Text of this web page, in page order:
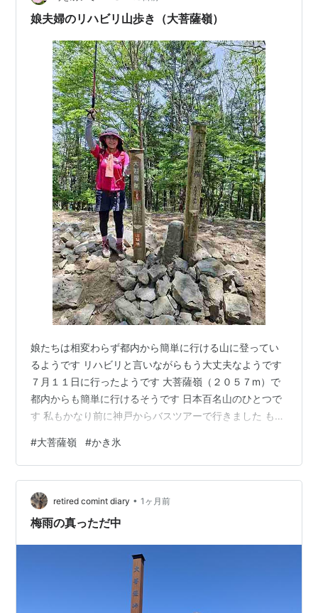
娘夫婦のリハビリ山歩き（大菩薩嶺）
娘たちは相変わらず都内から簡単に行ける山に登ってい
るようです リハビリと言いながらもう大丈夫なようです
７月１１日に行ったようです 大菩薩嶺（２０５７m）で
都内からも簡単に行けるそうです 日本百名山のひとつで
す 私もかなり前に神戸からバスツアーで行きました もう
思います えっ！ 熊でなくて良かったです 鹿さんでした
何よりも良かったのはわたしの記憶でも富士山が見られ
たことです 富士山は見ると嬉しくなりますものね 検索し
ましたが場所はよくわかりませんでした 最後はいつも食
べ物と温泉ですから（笑） かきごおりの美味しいところ
#大菩薩嶺 #かき氷
retired comint diary • 1ヶ月前
梅雨の真っただ中